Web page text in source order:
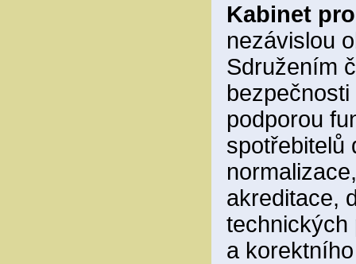
Kabinet
nezávislou
Sdružením
podporou
spotřebitelů
akreditace,
technických
a